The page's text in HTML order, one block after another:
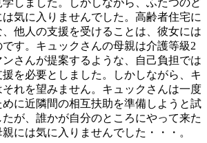
しました。しかしながら、ふたつのど
気に入りませんでした。高齢者住宅に
他人の支援を受けることは、彼女には
す。キュックさんの母親は介護等級2
さんが提案するような、自己負担では
を必要としました。しかしながら、キ
それを望みません。キュックさんは一度
に近隣間の相互扶助を準備しようと試
が、誰かが自分のところにやって来た
には気に入りませんでした・・・。